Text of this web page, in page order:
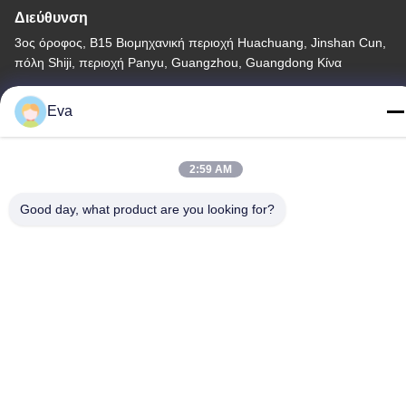
Διεύθυνση
3ος όροφος, Β15 Βιομηχανική περιοχή Huachuang, Jinshan Cun,
πόλη Shiji, περιοχή Panyu, Guangzhou, Guangdong Κίνα
Τηλεφώνημα
86-020-3156-0583
Eva
2:59 AM
Good day, what product are you looking for?